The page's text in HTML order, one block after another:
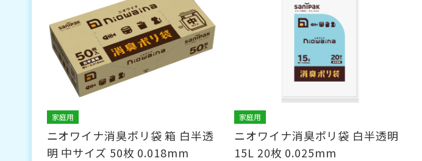
家庭用
ニオワイナ消臭ポリ袋 箱 白半透
明 中サイズ 50枚 0.018mm
家庭用
ニオワイナ消臭ポリ袋 白半透明
15L 20枚 0.025mm